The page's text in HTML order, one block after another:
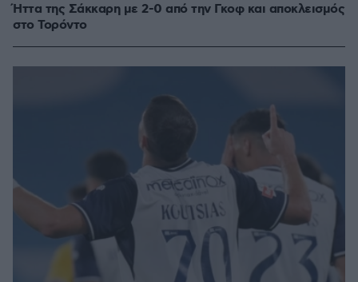
Ήττα της Σάκκαρη με 2-0 από την Γκοφ και αποκλεισμός
στο Τορόντο